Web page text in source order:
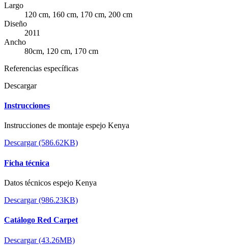
Largo
120 cm, 160 cm, 170 cm, 200 cm
Diseño
2011
Ancho
80cm, 120 cm, 170 cm
Referencias específicas
Descargar
Instrucciones
Instrucciones de montaje espejo Kenya
Descargar (586.62KB)
Ficha técnica
Datos técnicos espejo Kenya
Descargar (986.23KB)
Catálogo Red Carpet
Descargar (43.26MB)